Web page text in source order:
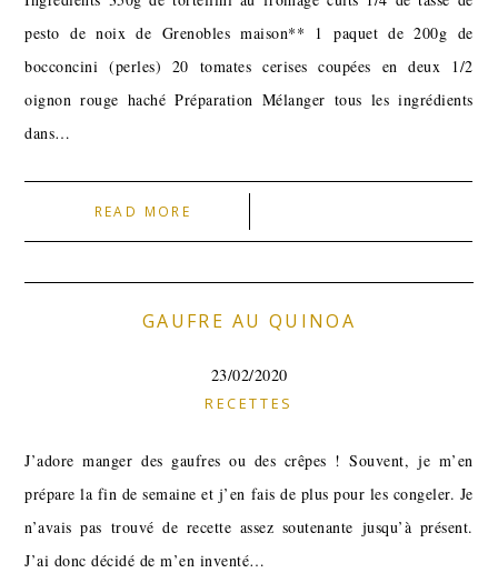
pesto de noix de Grenobles maison** 1 paquet de 200g de
bocconcini (perles) 20 tomates cerises coupées en deux 1/2
oignon rouge haché Préparation Mélanger tous les ingrédients
dans…
READ MORE
GAUFRE AU QUINOA
23/02/2020
RECETTES
J’adore manger des gaufres ou des crêpes ! Souvent, je m’en
prépare la fin de semaine et j’en fais de plus pour les congeler. Je
n’avais pas trouvé de recette assez soutenante jusqu’à présent.
J’ai donc décidé de m’en inventé…